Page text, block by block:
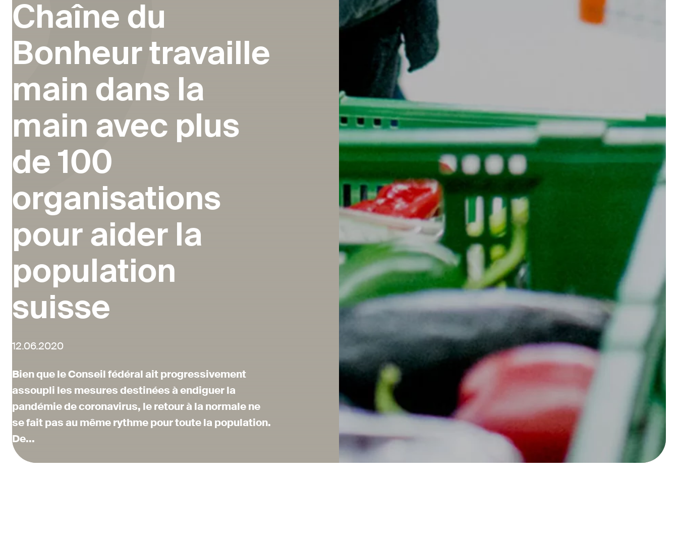
Chaîne du
Bonheur travaille
main dans la
main avec plus
de 100
organisations
pour aider la
population
suisse
12.06.2020
Bien que le Conseil fédéral ait progressivement
assoupli les mesures destinées à endiguer la
pandémie de coronavirus, le retour à la normale ne
se fait pas au même rythme pour toute la population.
De...